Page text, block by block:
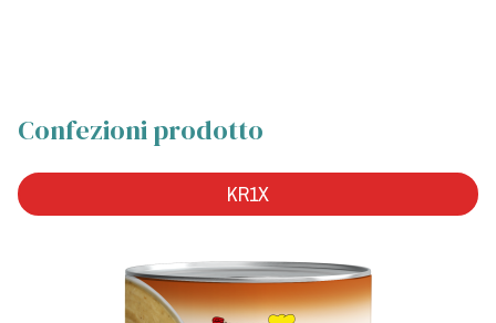
Confezioni prodotto
KR1X